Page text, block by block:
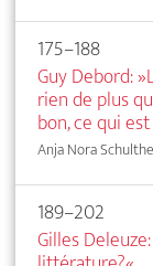
175–188
Guy Debord:
rien de plus
bon, ce qui
Anja Nora
189–202
Gilles